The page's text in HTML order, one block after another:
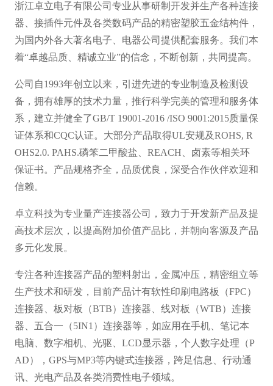
浙江卓立电子有限公司专业从事研制开发并生产各种连接
器、接插件元件及各类数码产品的精密塑胶五金结构件，
为国内外各大著名电子、电器公司提供配套服务。我们本
着“卓越品质、精诚立业”的信念，不断创新，共同提高。
公司自1993年创立以来，引进先进的专业制造及检测设
备，拥有雄厚的技术力量，推行科学完美的管理和服务体
系，建立并健全了GB/T 19001-2016 /ISO 9001:2015质量保
证体系和CQC认证。大部分产品取得UL安规及ROHS, R
OHS2.0. PAHS.磷笨二甲酸盐、REACH、卤素等相关环
保证书。产品规格齐全，品质优良，深受合作伙伴欢迎和
信赖。
卓立科技为专业量产连接器公司，致力于开发新产品及提
高技术层次，以提高附加价值产品比，并朝向客源及产品
多元化发展。
专注各种连接器产品的塑料射出，金属冲压，精密组立等
生产技术和研发，目前产品计有软性印刷电路板（FPC）
连接器、板对板（BTB）连接器、线对板（WTB）连接
器、五合一（5IN1）连接器等，如应用在手机、笔记本
电脑、数字相机、光驱、LCD显示器，个人数字处理（P
AD），GPS与MP3等内键式连接器，跨足信息、行动通
讯、光电产品及各类消费性电子领域。